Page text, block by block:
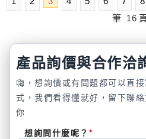
筆 16
產品詢價與合作洽
嗨，想詢價或有問題都可以直
式，我們看得懂就好，留下聯
你
想詢問什麼呢？